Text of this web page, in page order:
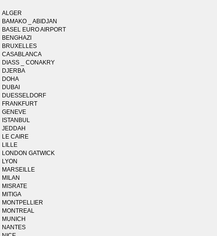
ALGER
BAMAKO _ ABIDJAN
BASEL EURO AIRPORT
BENGHAZI
BRUXELLES
CASABLANCA
DIASS _ CONAKRY
DJERBA
DOHA
DUBAI
DUESSELDORF
FRANKFURT
GENEVE
ISTANBUL
JEDDAH
LE CAIRE
LILLE
LONDON GATWICK
LYON
MARSEILLE
MILAN
MISRATE
MITIGA
MONTPELLIER
MONTREAL
MUNICH
NANTES